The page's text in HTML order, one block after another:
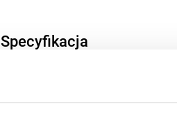
Specyfikacja